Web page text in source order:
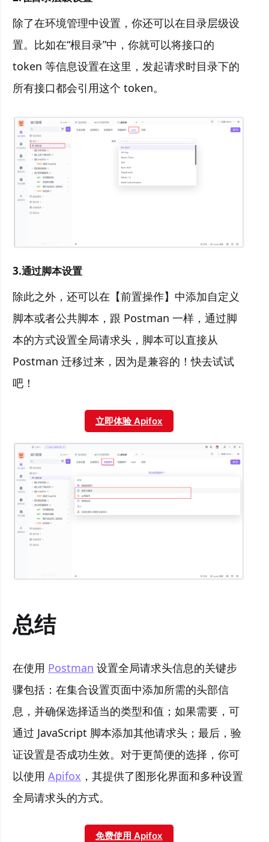
除了在环境管理中设置，你还可以在目录层级设
置。比如在“根目录”中，你就可以将接口的
token 等信息设置在这里，发起请求时目录下的
所有接口都会引用这个 token。
3.通过脚本设置
除此之外，还可以在【前置操作】中添加自定义
脚本或者公共脚本，跟 Postman 一样，通过脚
本的方式设置全局请求头，脚本可以直接从
Postman 迁移过来，因为是兼容的！快去试试
吧！
立即体验 Apifox
总结
在使用 Postman 设置全局请求头信息的关键步
骤包括：在集合设置页面中添加所需的头部信
息，并确保选择适当的类型和值；如果需要，可
通过 JavaScript 脚本添加其他请求头；最后，验
证设置是否成功生效。对于更简便的选择，你可
以使用 Apifox ，其提供了图形化界面和多种设置
全局请求头的方式。
免费使用 Apifox